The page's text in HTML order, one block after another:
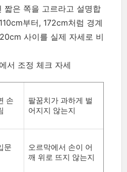
짧은 쪽을 고르라고 설명합
부터, 172cm처럼 경계
사이를 실제 자세로 비
서 조정 체크 자세
손
팔꿈치가 과하게 벌
어지지 않는지
문
오르막에서 손이 어
깨 위로 뜨지 않는지